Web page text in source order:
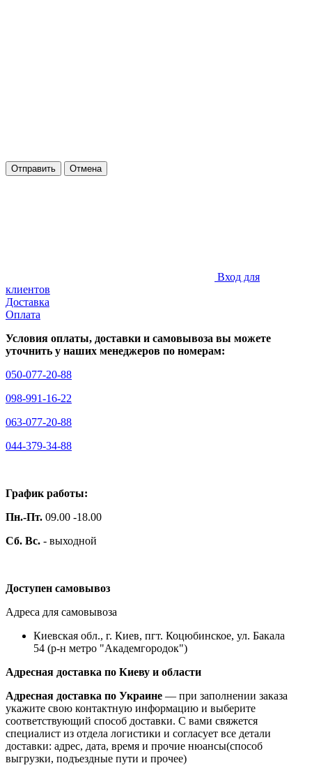
Отправить Отмена
Вход для
клиентов
Доставка
Оплата
Условия оплаты, доставки и самовывоза вы можете
уточнить у наших менеджеров по номерам:
050‑077‑20‑88
098‑991‑16‑22
063‑077‑20‑88
044‑379‑34‑88
График работы:
Пн.-Пт. 09.00 -18.00
Сб. Вс. - выходной
Доступен самовывоз
Адреса для самовывоза
Киевская обл., г. Киев, пгт. Коцюбинское, ул. Бакала
54 (р-н метро "Академгородок")
Адресная доставка по Киеву и области
Адресная доставка по Украине — при заполнении заказа
укажите свою контактную информацию и выберите
соответствующий способ доставки. С вами свяжется
специалист из отдела логистики и согласует все детали
доставки: адрес, дата, время и прочие нюансы(способ
выгрузки, подъездные пути и прочее)